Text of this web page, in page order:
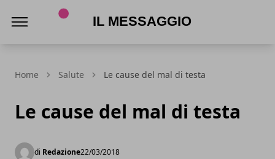
Home Salute Le cause del mal di testa
Le cause del mal di testa
di Redazione22/03/2018